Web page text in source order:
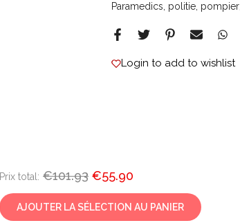
Paramedics politie pompier
Login to add to wishlist
Prix ​​total: €101.93 €55.90
AJOUTER LA SÉLECTION AU PANIER